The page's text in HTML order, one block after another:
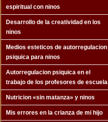
espiritual con ninos
Desarrollo de la creatividad en los
ninos
Medios esteticos de autorregulacion
psiquica para ninos
Autorregulacion psiquica en el
trabajo de los profesores de escuela
Nutricion «sin matanza» y ninos
Mis errores en la crianza de mi hijo